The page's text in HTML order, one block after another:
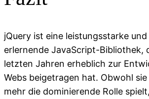
jQuery ist eine leistungsstarke
erlernende JavaScript-Bibliothek,
letzten Jahren erheblich zur
Webs beigetragen hat. Obwohl
mehr die dominierende Rolle